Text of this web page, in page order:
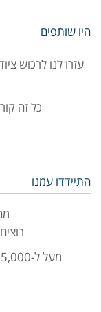
היו שותפים
עזרו לנו לרכוש
כל זה
התיידדו עמנו
מעל ל-65,000 המתנדבים והמתנדבות מחכים לכם!